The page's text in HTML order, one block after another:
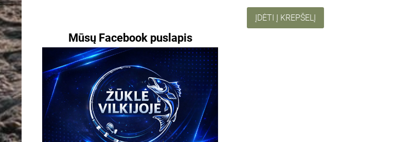
Mūsų Facebook puslapis
ĮDĖTI Į KREPŠELĮ